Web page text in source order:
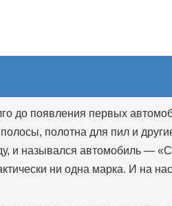
до появления первых
полотна для пил и
и назывался автомобиль —
ни одна марка. И на